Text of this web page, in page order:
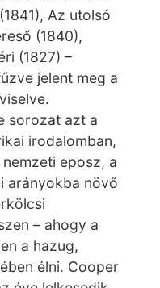
Az utolsó
(1840),
(1827) –
jelent meg a
sorozat azt a
irodalomban,
eposz, a
arányokba növő
– ahogy a
a hazug,
élni. Cooper